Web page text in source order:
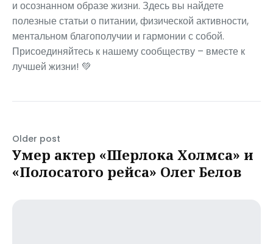
и осознанном образе жизни. Здесь вы найдете
полезные статьи о питании, физической активности,
ментальном благополучии и гармонии с собой.
Присоединяйтесь к нашему сообществу – вместе к
лучшей жизни! 💚
Older post
Умер актер «Шерлока Холмса» и
«Полосатого рейса» Олег Белов